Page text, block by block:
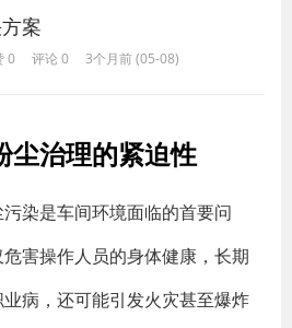
案
0 评论 0 3个月前 (05-08)
尘治理的紧迫性
染是车间环境面临的首要问
害操作人员的身体健康，长期
病，还可能引发火灾甚至爆炸